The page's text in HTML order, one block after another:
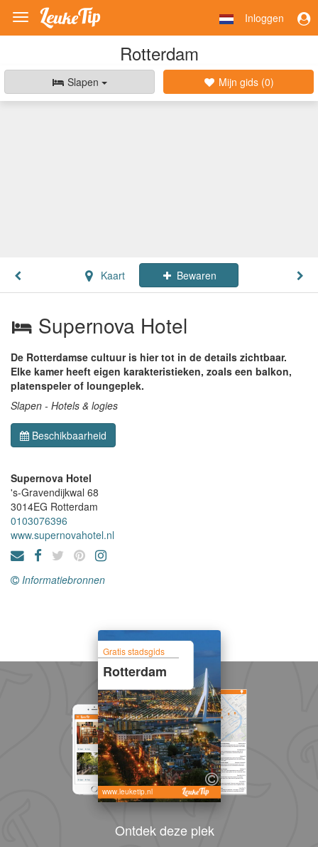
Toggle
navigation
Inloggen
Rotterdam
Slapen Mijn gids (0)
Kaart Bewaren
Supernova Hotel
De Rotterdamse cultuur is hier tot in de details zichtbaar.
Elke kamer heeft eigen karakteristieken, zoals een balkon,
platenspeler of loungeplek.
Slapen - Hotels & logies
Beschikbaarheid
Supernova Hotel
's-Gravendijkwal 68
3014EG Rotterdam
0103076396
www.supernovahotel.nl
Informatiebronnen
Gratis stadsgids
Rotterdam
www.leuketip.nl
Ontdek deze plek